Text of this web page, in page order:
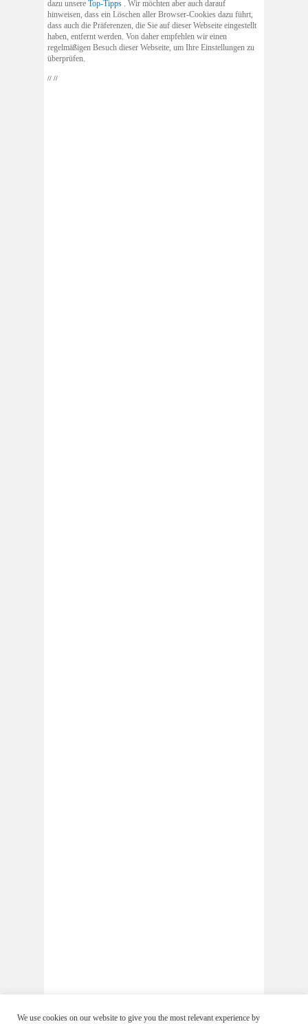
We use cookies on our website to give you the most relevant experience by